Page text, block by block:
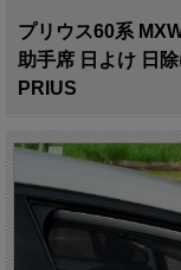
プリウス60系
助手席 日よけ 日
PRIUS